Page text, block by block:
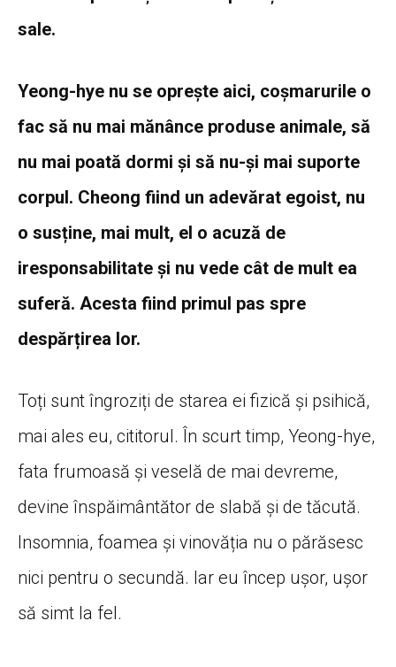
sale.
Yeong-hye nu se oprește aici, coșmarurile o
fac să nu mai mănânce produse animale, să
nu mai poată dormi și să nu-și mai suporte
corpul. Cheong fiind un adevărat egoist, nu
o susține, mai mult, el o acuză de
iresponsabilitate și nu vede cât de mult ea
suferă. Acesta fiind primul pas spre
despărțirea lor.
Toți sunt îngroziți de starea ei fizică și psihică,
mai ales eu, cititorul. În scurt timp, Yeong-hye,
fata frumoasă și veselă de mai devreme,
devine înspăimântător de slabă și de tăcută.
Insomnia, foamea și vinovăția nu o părăsesc
nici pentru o secundă. Iar eu încep ușor, ușor
să simt la fel.